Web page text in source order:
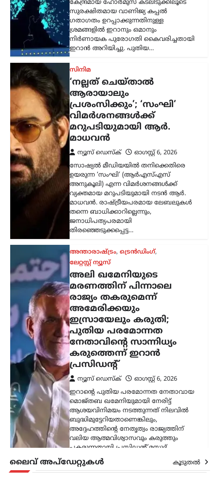
സോഷ്യൽ മീഡിയയിൽ തനിക്കെതിരെ
ഉയരുന്ന ‘സംഘി’ (ആർഎസ്എസ്
അനുകൂലി) എന്ന വിമർശനങ്ങൾക്ക്
വ്യക്തമായ മറുപടിയുമായി നടൻ ആർ.
മാധവൻ. രാഷ്ട്രീയപരമായ ലേബലുകൾ
തന്നെ ബാധിക്കാറില്ലെന്നും,
തിരഞ്ഞെടുക്കപ്പെട്ട…
അന്താരാഷ്ട്രം,ട്രെൻഡിംഗ്
ലേറ്റസ്റ്റ് ന്യൂസ്
അലി ഖമേനിയുടെ
മരണത്തിന് പിന്നാലെ
രാജ്യം തകരുമെന്ന്
അമേരിക്കയും
ഇസ്രായേലും കരുതി;
പുതിയ പരമോന്നത
നേതാവിന്റെ സാന്നിധ്യം
കരുത്തെന്ന് ഇറാൻ
പ്രസിഡന്റ്
ന്യൂസ് ഡെസ്ക്
ഓഗസ്റ്റ്‌ 6, 2026
ഇറാന്റെ പുതിയ പരമോന്നത നേതാവായ
മൊജ്തബ ഖമേനിയുമായി നേരിട്ട്
ആശയവിനിമയം നടത്തുന്നത് നിലവിൽ
ബുദ്ധിമുട്ടേറിയതാണെങ്കിലും,
അദ്ദേഹത്തിന്റെ നേതൃത്വം രാജ്യത്തിന്
വലിയ ആത്മവിശ്വാസവും കരുത്തും
പകരുന്നതായി പ്രസിഡന്റ് മസൂദ്…
കേരളം,ട്രെൻഡിംഗ്,ലേറ്റസ്റ്റ് ന്യൂസ്
സ്ത്രീയെ
കരിങ്കുപ്പായത്തിൽ
കുഴിച്ചുമൂടുന്ന പരിപാടി;
നിഖാബ്
നിരോധിക്കണമെന്ന്
എം.എൻ. കാരശേരി
ന്യൂസ് ഡെസ്ക്
ഓഗസ്റ്റ്‌ 6, 2026
മുഖം പൂർണമായി മറയ്ക്കുന്ന പർദയായ
നിഖാബ് നിരോധിക്കണമെന്ന്
എഴുത്തുകാരനും സാമൂഹ്യ
നിരീക്ഷകനുമായ എം.എൻ. കാരശേരി
അഭിപ്രായപ്പെട്ടു. നിഖാബ് ധരിക്കുന്നത്
വ്യക്തിസ്വാതന്ത്ര്യത്തിന്റെ ഭാഗമാണെന്ന
വാദത്തോട് യോജിക്കാനാകില്ലെന്നും,
അത് സ്ത്രീകളെ…
ലൈവ് അപ്‌ഡേറ്റുകൾ കൂടുതൽ